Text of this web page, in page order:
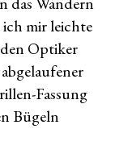
mir leichte
Optiker
Fassung
Bügeln